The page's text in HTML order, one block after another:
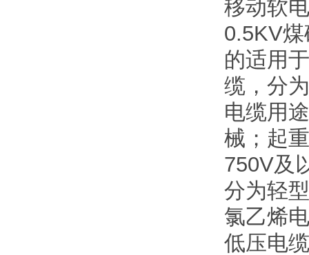
移动软
0.5KV
的适用
缆，分
电缆用
械；起
750V及
分为轻
氯乙烯
低压电